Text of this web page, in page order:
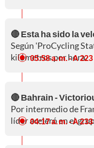
🔴 Esta ha sido la
Según 'ProCycling
kilómetros por hora.
05:58 a. m.- A
🔴 Bahrain -
Por intermedio de
líder aceleró en el
04:17 a. m.- A